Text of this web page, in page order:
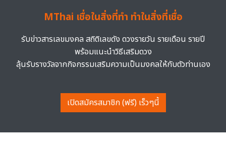
MThai เชื่อในสิ่งที่ทำ ทำในสิ่งที่เชื่อ
รับข่าวสารเลขมงคล สถิติเลขดัง ดวงรายวัน รายเดือน รายปี
พร้อมแนะนำวิธีเสริมดวง
ลุ้นรับรางวัลจากกิจกรรมเสริมความเป็นมงคลให้กับตัวท่านเอง
เปิดสมัครสมาชิก (ฟรี) เร็วๆนี้